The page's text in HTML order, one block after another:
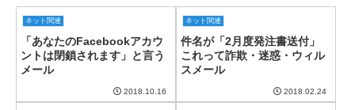
ネット関連
「あなたのFacebookアカウ
ントは閉鎖されます」と言う
メール
2018.10.16
ネット関連
件名が「2月度発注書送付」
これって詐欺・迷惑・ウィル
スメール
2018.02.24